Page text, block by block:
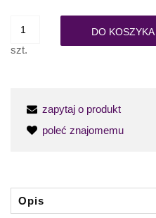
szt.
DO KOSZYKA
zapytaj o produkt
poleć znajomemu
Opis